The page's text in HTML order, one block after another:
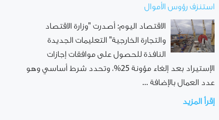
استنزف رؤوس الأموال
الاقتصاد اليوم: أصدرت "وزارة الاقتصاد
والتجارة الخارجية" التعليمات الجديدة
النافذة للحصول على موافقات إجازات
الإستيراد بعد إلغاء مؤونة 25%، وتحدد شرط أساسي وهو
عدد العمال بالإضافة ...
إقرأ المزيد